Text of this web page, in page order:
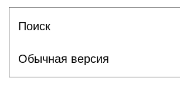
Поиск
Обычная версия